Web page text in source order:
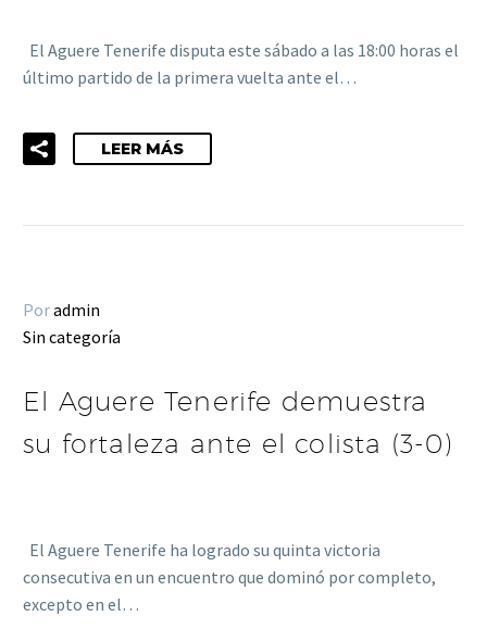
El Aguere Tenerife disputa este sábado a las 18:00 horas el
último partido de la primera vuelta ante el…
LEER MÁS
Poradmin
Sin categoría
El Aguere Tenerife demuestra
su fortaleza ante el colista (3-0)
El Aguere Tenerife ha logrado su quinta victoria
consecutiva en un encuentro que dominó por completo,
excepto en el…